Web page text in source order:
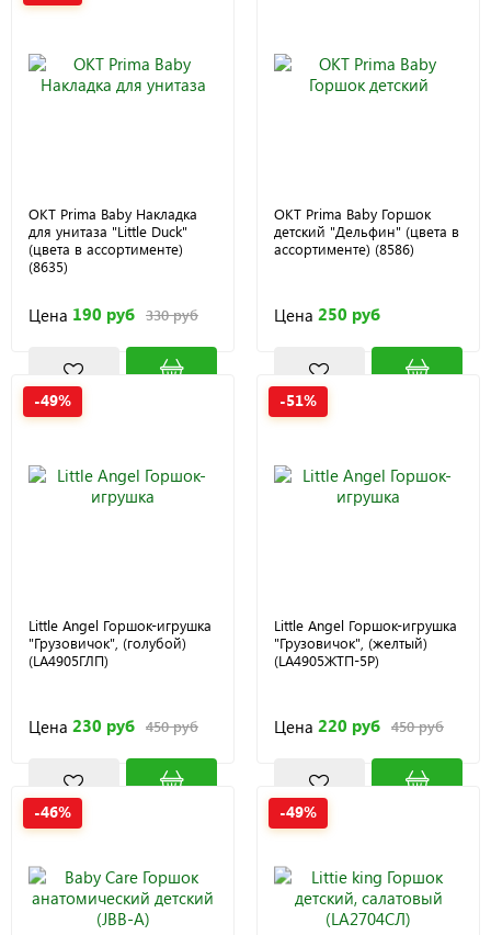
OKT Prima Baby Накладка
для унитаза "Little Duck"
(цвета в ассортименте)
(8635)
Цена 190 руб 330 руб
ОКТ Prima Baby Горшок
детский "Дельфин" (цвета в
ассортименте) (8586)
Цена 250 руб
-49%
Little Angel Горшок-игрушка
"Грузовичок", (голубой)
(LA4905ГЛП)
Цена 230 руб 450 руб
-51%
Little Angel Горшок-игрушка
"Грузовичок", (желтый)
(LA4905ЖТП-5Р)
Цена 220 руб 450 руб
-46% -49%